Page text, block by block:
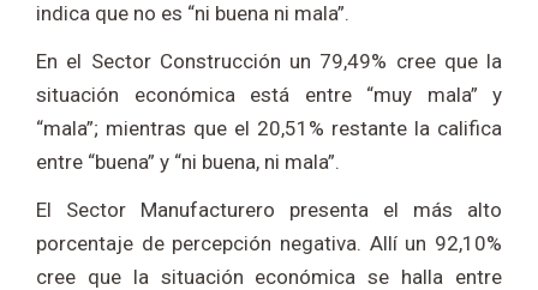
indica que no es “ni buena ni mala”.
En el Sector Construcción un 79,49% cree que la
situación económica está entre “muy mala” y
“mala”; mientras que el 20,51% restante la califica
entre “buena” y “ni buena, ni mala”.
El Sector Manufacturero presenta el más alto
porcentaje de percepción negativa. Allí un 92,10%
cree que la situación económica se halla entre